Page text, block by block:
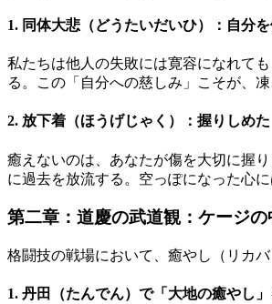
1. 同体大悲（どうたいだいひ）：自分
私たちは他人の失敗には寛容になれて
る。この「自分への慈しみ」こそが、
2. 放下着（ほうげじゃく）：握りしめ
癒えないのは、あなたが傷を大切に握
に過去を放流する。空っぽになった心
第二章：道慶の武道観：ケージの
格闘技の戦場において、癒やし（リカ
1. 丹田（たんでん）で「大地の癒やし